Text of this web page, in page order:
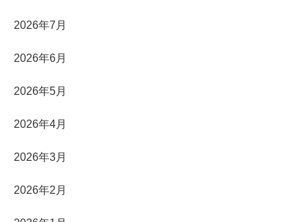
2026年7月
2026年6月
2026年5月
2026年4月
2026年3月
2026年2月